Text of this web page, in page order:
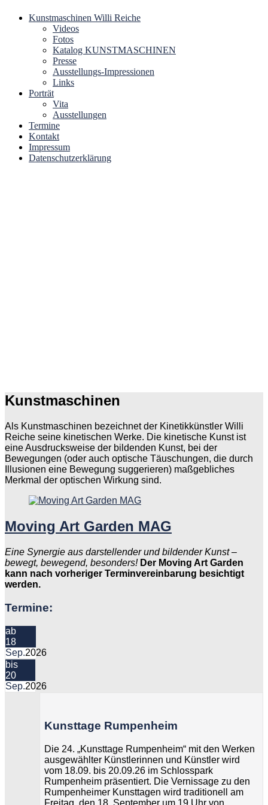
Zum
Kunstmaschinen – Art Machines
Bei den Kunstmaschinen von Willi Reiche handelt es sich um
kinetische Kunstwerke, die sich durch ein hohes Maß an Ästhetik,
humorvolle Inszenierungen und skurrile Konstruktionen auszeichnen.
Kunstmaschinen Willi Reiche
Videos
Fotos
Katalog KUNSTMASCHINEN
Presse
Ausstellungs-Impressionen
Links
Porträt
Vita
Ausstellungen
Termine
Kontakt
Impressum
Datenschutzerklärung
Kunstmaschinen
Als Kunstmaschinen bezeichnet der Kinetikkünstler Willi
Reiche seine kinetischen Werke. Die kinetische Kunst ist
eine Ausdrucksweise der bildenden Kunst, bei der
Bewegungen (oder auch optische Täuschungen, die durch
Illusionen eine Bewegung suggerieren) maßgebliches
Merkmal der optischen Wirkung sind.
Moving Art Garden MAG
Eine Synergie aus darstellender und bildender Kunst –
bewegt, bewegend, besonders!Der Moving Art Garden
kann nach vorheriger Terminvereinbarung besichtigt
werden.
Termine:
ab
18
Sep.2026
bis
20
Sep.2026
Kunsttage Rumpenheim
Die 24. „Kunsttage Rumpenheim“ mit den Werken
ausgewählter Künstlerinnen und Künstler wird
vom 18.09. bis 20.09.26 im Schlosspark
Rumpenheim präsentiert. Die Vernissage zu den
Rumpenheimer Kunsttagen wird traditionell am
Freitag, den 18. September um 19 Uhr von